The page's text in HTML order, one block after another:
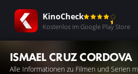
KinoCheck
Kostenlos im Google Play Store
ISMAEL CRUZ CORDOVA
Alle Informationen zu Filmen und Serien